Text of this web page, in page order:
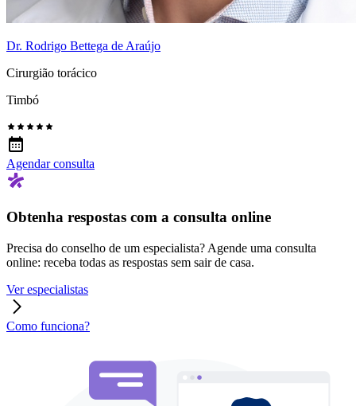
Dr. Rodrigo Bettega de Araújo
Cirurgião torácico
Timbó
Agendar consulta
Obtenha respostas com a consulta online
Precisa do conselho de um especialista? Agende uma consulta
online: receba todas as respostas sem sair de casa.
Ver especialistas
Como funciona?